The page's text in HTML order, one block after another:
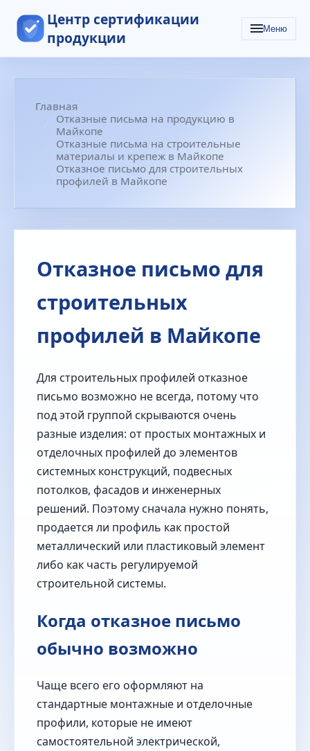
Центр сертификации
продукции
Меню
Главная
Отказные письма на продукцию в
Майкопе
Отказные письма на строительные
материалы и крепеж в Майкопе
Отказное письмо для строительных
профилей в Майкопе
Отказное письмо для
строительных
профилей в Майкопе
Для строительных профилей отказное
письмо возможно не всегда, потому что
под этой группой скрываются очень
разные изделия: от простых монтажных и
отделочных профилей до элементов
системных конструкций, подвесных
потолков, фасадов и инженерных
решений. Поэтому сначала нужно понять,
продается ли профиль как простой
металлический или пластиковый элемент
либо как часть регулируемой
строительной системы.
Когда отказное письмо
обычно возможно
Чаще всего его оформляют на
стандартные монтажные и отделочные
профили, которые не имеют
самостоятельной электрической,